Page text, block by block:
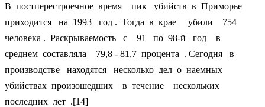
В постперестроечное время пик убийств в Приморье
приходится на 1993 год . Тогда в крае убили 754
человека . Раскрываемость с 91 по 98-й год в
среднем составляла 79,8 - 81,7 процента . Сегодня в
производстве находятся несколько дел о наемных
убийствах произошедших в течение нескольких
последних лет .[14]